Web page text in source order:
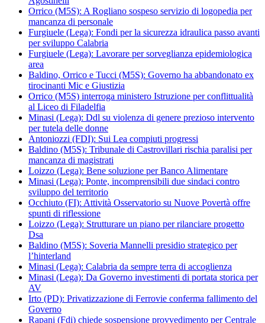
Orrico (M5S): A Rogliano sospeso servizio di logopedia per
mancanza di personale
Furgiuele (Lega): Fondi per la sicurezza idraulica passo avanti
per sviluppo Calabria
Furgiuele (Lega): Lavorare per sorveglianza epidemiologica
area
Baldino, Orrico e Tucci (M5S): Governo ha abbandonato ex
tirocinanti Mic e Giustizia
Orrico (M5S) interroga ministero Istruzione per conflittualità
al Liceo di Filadelfia
Minasi (Lega): Ddl su violenza di genere prezioso intervento
per tutela delle donne
Antoniozzi (FDI): Sui Lea compiuti progressi
Baldino (M5S): Tribunale di Castrovillari rischia paralisi per
mancanza di magistrati
Loizzo (Lega): Bene soluzione per Banco Alimentare
Minasi (Lega): Ponte, incomprensibili due sindaci contro
sviluppo del territorio
Occhiuto (FI): Attività Osservatorio su Nuove Povertà offre
spunti di riflessione
Loizzo (Lega): Strutturare un piano per rilanciare progetto
Dsa
Baldino (M5S): Soveria Mannelli presidio strategico per
l’hinterland
Minasi (Lega): Calabria da sempre terra di accoglienza
Minasi (Lega): Da Governo investimenti di portata storica per
AV
Irto (PD): Privatizzazione di Ferrovie conferma fallimento del
Governo
Rapani (Fdi) chiede sospensione provvedimento per Centrale